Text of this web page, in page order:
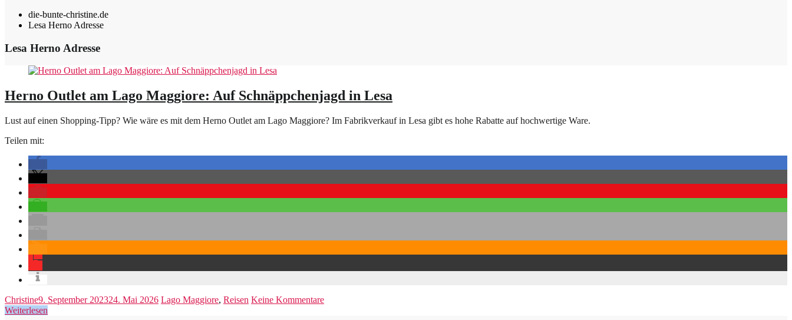
die-bunte-christine.de
Lesa Herno Adresse
Lesa Herno Adresse
Herno Outlet am Lago Maggiore: Auf Schnäppchenjagd in Lesa
Lust auf einen Shopping-Tipp? Wie wäre es mit dem Herno Outlet am Lago Maggiore? Im Fabrikverkauf in Lesa gibt es hohe Rabatte auf hochwertige Ware.
Teilen mit:
Christine9. September 202324. Mai 2026 Lago Maggiore, Reisen Keine Kommentare
Weiterlesen